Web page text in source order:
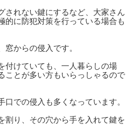
されない鍵にするなど、大家さん
的に防犯対策を行っている場合も
窓からの侵入です。
付けていても、一人暮らしの場
ことが多い方もいらっしゃるので
口での侵入も多くなっています。
割り、その穴から手を入れて鍵を